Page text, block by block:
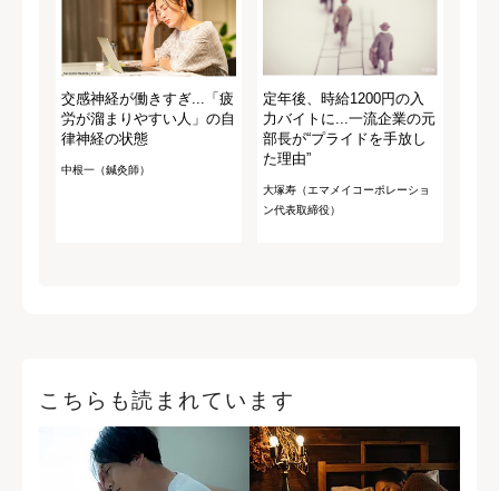
交感神経が働きすぎ...「疲
労が溜まりやすい人」の自
律神経の状態
中根一（鍼灸師）
定年後、時給1200円の入
力バイトに...一流企業の元
部長が“プライドを手放し
た理由”
大塚寿（エマメイコーポレーショ
ン代表取締役）
こちらも読まれています